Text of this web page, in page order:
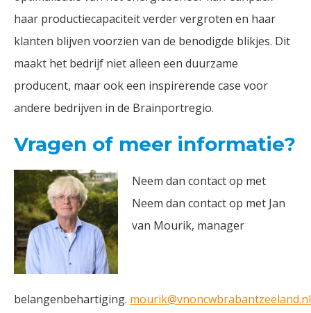
haar productiecapaciteit verder vergroten en haar
klanten blijven voorzien van de benodigde blikjes. Dit
maakt het bedrijf niet alleen een duurzame
producent, maar ook een inspirerende case voor
andere bedrijven in de Brainportregio.
Vragen of meer informatie?
Neem dan contact op met
Neem dan contact op met Jan
van Mourik, manager
belangenbehartiging. mourik@vnoncwbrabantzeeland.nl